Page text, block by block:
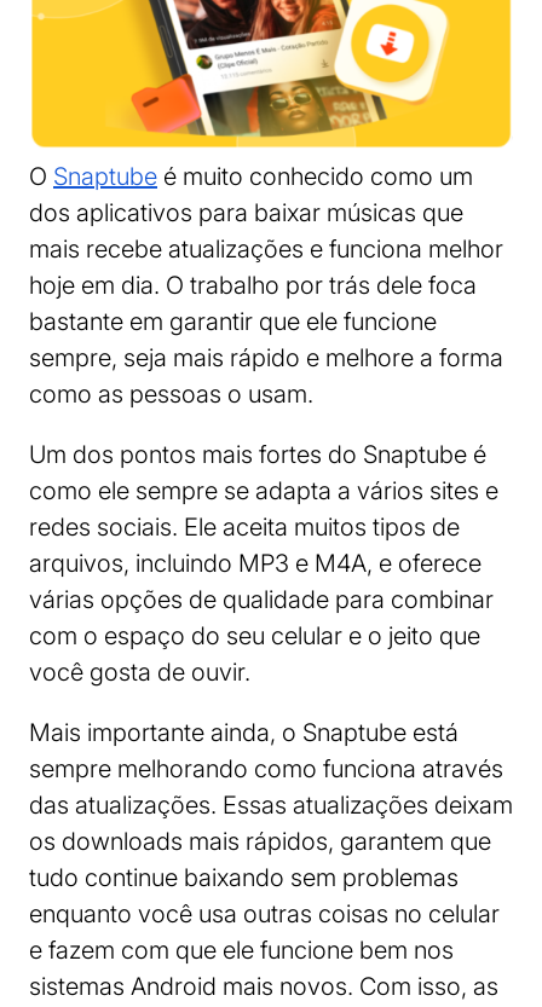
O Snaptube é muito conhecido como um
dos aplicativos para baixar músicas que
mais recebe atualizações e funciona melhor
hoje em dia. O trabalho por trás dele foca
bastante em garantir que ele funcione
sempre, seja mais rápido e melhore a forma
como as pessoas o usam.
Um dos pontos mais fortes do Snaptube é
como ele sempre se adapta a vários sites e
redes sociais. Ele aceita muitos tipos de
arquivos, incluindo MP3 e M4A, e oferece
várias opções de qualidade para combinar
com o espaço do seu celular e o jeito que
você gosta de ouvir.
Mais importante ainda, o Snaptube está
sempre melhorando como funciona através
das atualizações. Essas atualizações deixam
os downloads mais rápidos, garantem que
tudo continue baixando sem problemas
enquanto você usa outras coisas no celular
e fazem com que ele funcione bem nos
sistemas Android mais novos. Com isso, as